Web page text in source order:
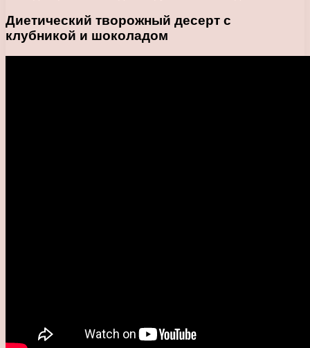
Диетический творожный десерт с
клубникой и шоколадом